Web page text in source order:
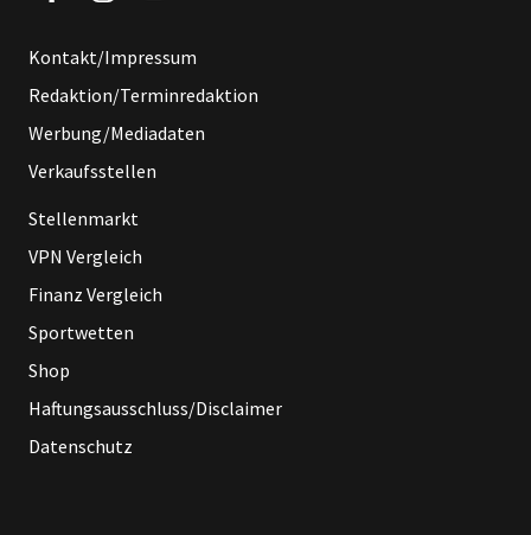
Kontakt/Impressum
Redaktion/Terminredaktion
Werbung/Mediadaten
Verkaufsstellen
Stellenmarkt
VPN Vergleich
Finanz Vergleich
Sportwetten
Shop
Haftungsausschluss/Disclaimer
Datenschutz